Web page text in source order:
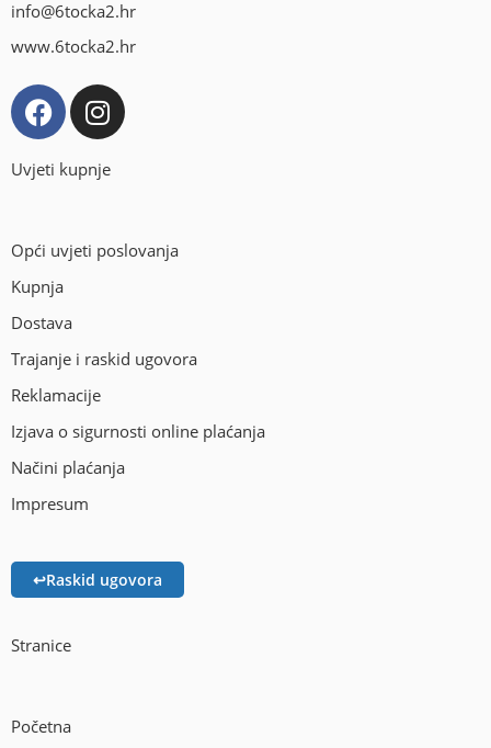
info@6tocka2.hr
www.6tocka2.hr
Uvjeti kupnje
Opći uvjeti poslovanja
Kupnja
Dostava
Trajanje i raskid ugovora
Reklamacije
Izjava o sigurnosti online plaćanja
Načini plaćanja
Impresum
↩Raskid ugovora
Stranice
Početna